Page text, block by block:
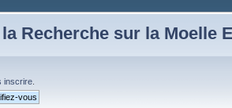
Recherche sur la Moelle
inscrire